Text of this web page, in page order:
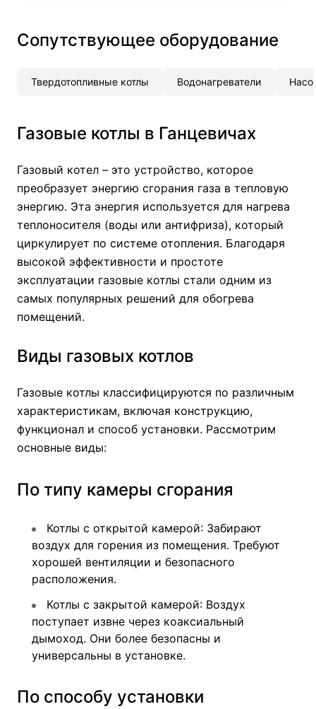
Сопутствующее оборудование
Твердотопливные котлы Водонагреватели
Газовые котлы в Ганцевичах
Газовый котел – это устройство, которое
преобразует энергию сгорания газа в тепловую
энергию. Эта энергия используется для нагрева
теплоносителя (воды или антифриза), который
циркулирует по системе отопления. Благодаря
высокой эффективности и простоте
эксплуатации газовые котлы стали одним из
самых популярных решений для обогрева
помещений.
Виды газовых котлов
Газовые котлы классифицируются по различным
характеристикам, включая конструкцию,
функционал и способ установки. Рассмотрим
основные виды:
По типу камеры сгорания
Котлы с открытой камерой: Забирают
воздух для горения из помещения. Требуют
хорошей вентиляции и безопасного
расположения.
Котлы с закрытой камерой: Воздух
поступает извне через коаксиальный
дымоход. Они более безопасны и
универсальны в установке.
По способу установки